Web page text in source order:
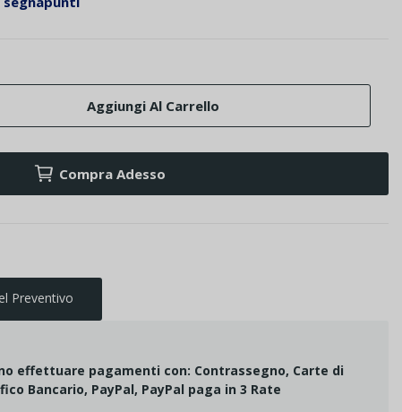
Aggiungi Al Carrello
Compra Adesso
Preventivo
effettuare pagamenti con: Contrassegno, Carte di
Bancario, PayPal, PayPal paga in 3 Rate